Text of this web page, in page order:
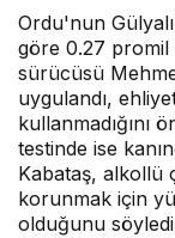
Ordu'nun
göre 0.27
sürücüsü
uygulandı,
kullanmadığını
testinde ise
Kabataş, alkollü
korunmak için
olduğunu